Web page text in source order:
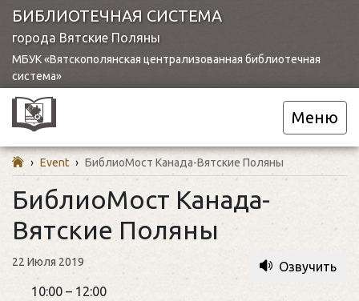
БИБЛИОТЕЧНАЯ СИСТЕМА
города Вятские Поляны
МБУК «Вятскополянская централизованная библиотечная
система»
Меню
› Event › БиблиоМост Канада-Вятские Поляны
БиблиоМост Канада-
Вятские Поляны
22 Июля 2019
Озвучить
БиблиоМост
10:00 – 12:00